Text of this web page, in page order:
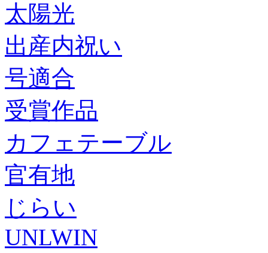
太陽光
出産内祝い
号適合
受賞作品
カフェテーブル
官有地
じらい
UNLWIN